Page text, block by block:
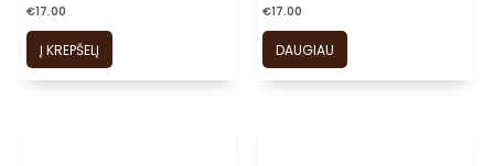
€17.00
Į KREPŠELĮ
€17.00
DAUGIAU